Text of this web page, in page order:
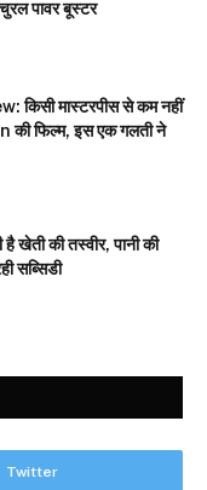
पावर बूस्टर
मास्टरपीस से कम नहीं
फिल्म, इस एक गलती ने
खेती की तस्वीर, पानी की
सब्सिडी
Twitter